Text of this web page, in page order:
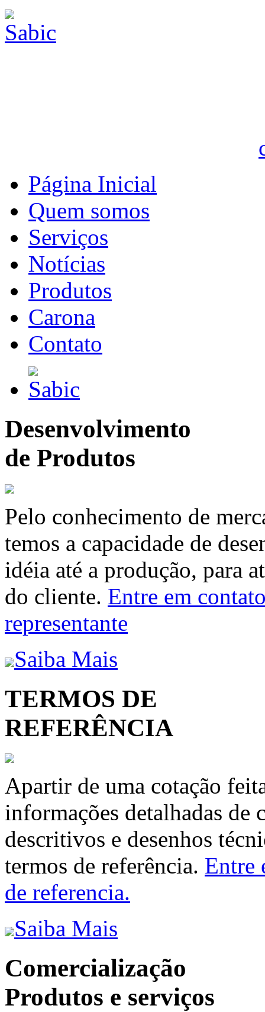
Página Inicial
Quem somos
Serviços
Notícias
Produtos
Carona
Contato
Desenvolvimento
de Produtos
Pelo conhecimento de
temos a capacidade de
idéia até a produção, para
do cliente. Entre em
representante
Saiba Mais
TERMOS DE
REFERÊNCIA
Apartir de uma cotação
informações detalhadas de
descritivos e desenhos
termos de referência. Entre
de referencia.
Saiba Mais
Comercialização
Produtos e serviços